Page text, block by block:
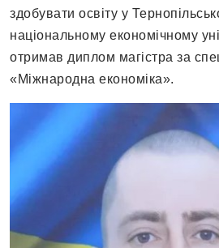
здобувати освіту у
національному економічному
отримав диплом магістра за
«Міжнародна економіка».